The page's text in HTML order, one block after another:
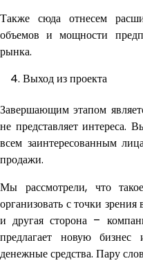
Также сюда отнесем
объемов и мощности
рынка.
Выход из проекта
Завершающим этапом
не представляет интереса.
всем заинтересованным
продажи.
Мы рассмотрели, что
организовать с точки
и другая сторона –
предлагает новую
денежные средства. Пару